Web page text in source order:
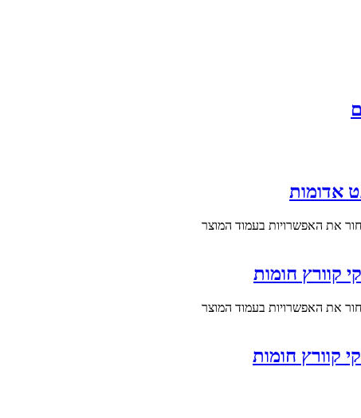
אדומות
את האפשרויות בעמוד המוצר
קוורץ חומות
את האפשרויות בעמוד המוצר
קוורץ חומות